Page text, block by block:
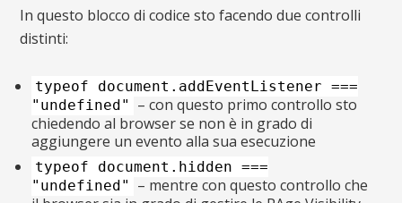
In questo blocco di codice sto facendo due controlli
distinti:
typeof document.addEventListener ===
"undefined"
– con questo primo controllo sto
chiedendo al browser se non è in grado di
aggiungere un evento alla sua esecuzione
typeof document.hidden ===
"undefined"
– mentre con questo controllo che